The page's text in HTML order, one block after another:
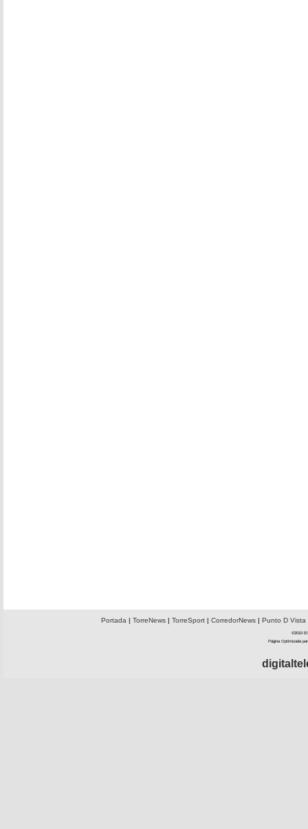
Portada | TorreNews| TorreSport| CorredorNews| Punto D Vista
©2010 El
Página Optimizada